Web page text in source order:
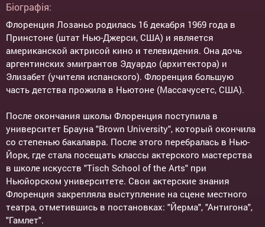
Біографія:
Флоренция Лозаньо родилась 16 декабря 1969 года в
Принстоне (штат Нью-Джерси, США) и является
американской актрисой кино и телевидения. Она дочь
аргентинских эмигрантов Эдуардо (архитектора) и
Элизабет (учителя испанского). Флоренция большую
часть детства прожила в Ньютоне (Массачусетс, США).
После окончания школы Флоренция поступила в
университет Брауна "Brown University", который окончила
со степенью бакалавра. После этого перебралась в Нью-
Йорк, где стала посещать классы актерского мастерства
в школе искусств "Tisch School of the Arts" при
Ньюйорском университете. Свои актерские знания
Флоренция закрепляла выступление на сцене местного
театра, отметившись в постановках: "Йерма", "Антигона",
"Гамлет".